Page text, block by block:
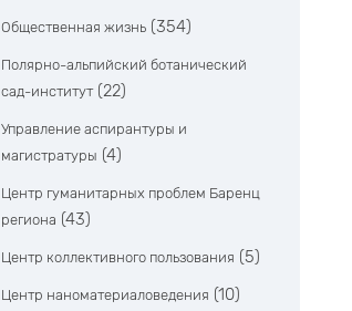
Общественная жизнь (354)
Полярно-альпийский ботанический
сад-институт (22)
Управление аспирантуры и
магистратуры (4)
Центр гуманитарных проблем Баренц
региона (43)
Центр коллективного пользования (5)
Центр наноматериаловедения (10)